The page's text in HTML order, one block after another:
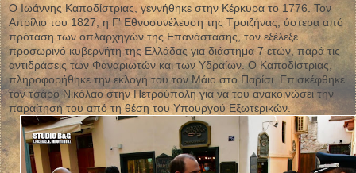
Ο Ιωάννης Καποδίστριας, γεννήθηκε στην Κέρκυρα το 1776. Τον
Απρίλιο του 1827, η Γ' Εθνοσυνέλευση της Τροιζήνας, ύστερα από
πρόταση των οπλαρχηγών της Επανάστασης, τον εξέλεξε
προσωρινό κυβερνήτη της Ελλάδας για διάστημα 7 ετών, παρά τις
αντιδράσεις των Φαναριωτών και των Υδραίων. Ο Καποδίστριας,
πληροφορήθηκε την εκλογή του τον Μάιο στο Παρίσι. Επισκέφθηκε
τον τσάρο Νικόλαο στην Πετρούπολη για να του ανακοινώσει την
παραίτησή του από τη θέση του Υπουργού Εξωτερικών.